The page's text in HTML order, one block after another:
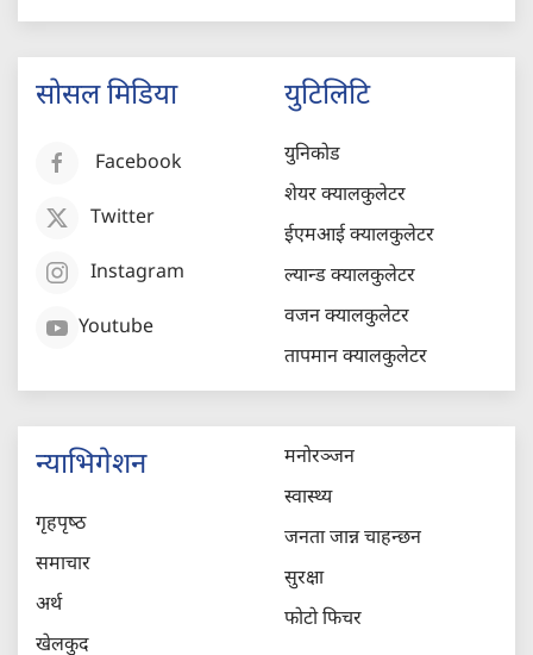
सोसल मिडिया
Facebook
Twitter
Instagram
Youtube
युटिलिटि
युनिकोड
शेयर क्यालकुलेटर
ईएमआई क्यालकुलेटर
ल्यान्ड क्यालकुलेटर
वजन क्यालकुलेटर
तापमान क्यालकुलेटर
न्याभिगेशन
गृहपृष्‍ठ
समाचार
अर्थ
खेलकुद
मनोरञ्जन
स्वास्थ्य
जनता जान्न चाहन्छन
सुरक्षा
फोटो फिचर